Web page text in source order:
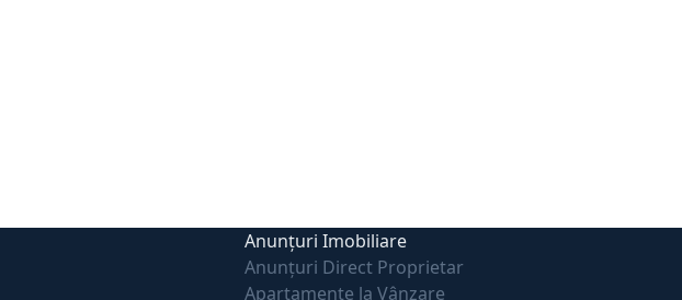
Anunțuri Imobiliare
Anunțuri Direct Proprietar
Apartamente la Vânzare